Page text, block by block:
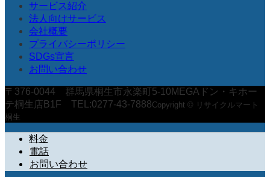
サービス紹介
法人向けサービス
会社概要
プライバシーポリシー
SDGs宣言
お問い合わせ
〒376-0044 群馬県桐生市永楽町5-10MEGAドン・キホー
テ桐生店B1F TEL:0277-43-7888Copyright © リサイクルマート
桐生
料金
電話
お問い合わせ